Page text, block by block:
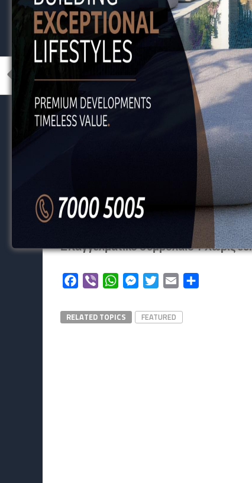
Καθόλου άσχημο το ποσοστό της τάξης
επαγγελματικό συμβόλαιο.
Όμως, πέραν του συμβολαίου, από εκεί
Πως τους διαχειρίστηκαν;
Που βρίσκονται σήμερα;
Το να πάρεις ένα επαγγελματικό
χωρίς πλάνο διαχείρισης
εξαργυρωθεί το επαγγελματικό
ευκαιρίες), είναι σαν να περιμένεις να
σεπρωτάθλημα του αγροτικού.
Επαγγελματικό συμβόλαιο + Χωρίς
Facebook
Viber WhatsAppMessengerTwitterEmail
RELATED TOPICS FEATURED